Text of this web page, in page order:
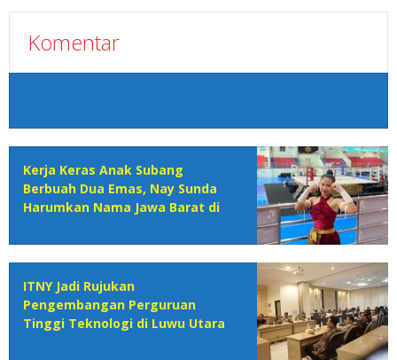
Komentar
Kerja Keras Anak Subang
Berbuah Dua Emas, Nay Sunda
Harumkan Nama Jawa Barat di
ITNY Jadi Rujukan
Pengembangan Perguruan
Tinggi Teknologi di Luwu Utara